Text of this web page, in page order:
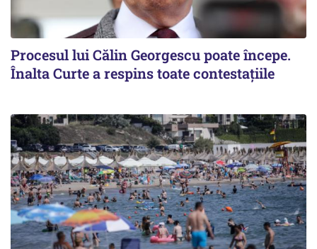
Procesul lui Călin Georgescu poate începe.
Înalta Curte a respins toate contestațiile